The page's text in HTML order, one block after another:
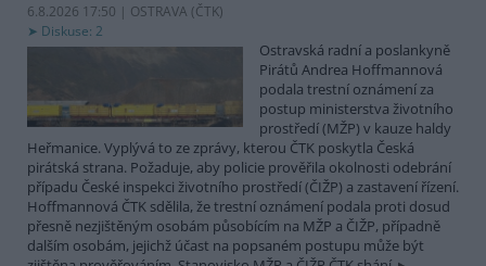
6.8.2026 17:50 | OSTRAVA (ČTK)
Diskuse: 2
Ostravská radní a poslankyně
Pirátů Andrea Hoffmannová
podala trestní oznámení za
postup ministerstva životního
prostředí (MŽP) v kauze haldy
Heřmanice. Vyplývá to ze zprávy, kterou ČTK poskytla Česká
pirátská strana. Požaduje, aby policie prověřila okolnosti odebrání
případu České inspekci životního prostředí (ČIŽP) a zastavení řízení.
Hoffmannová ČTK sdělila, že trestní oznámení podala proti dosud
přesně nezjištěným osobám působícím na MŽP a ČIŽP, případně
dalším osobám, jejichž účast na popsaném postupu může být